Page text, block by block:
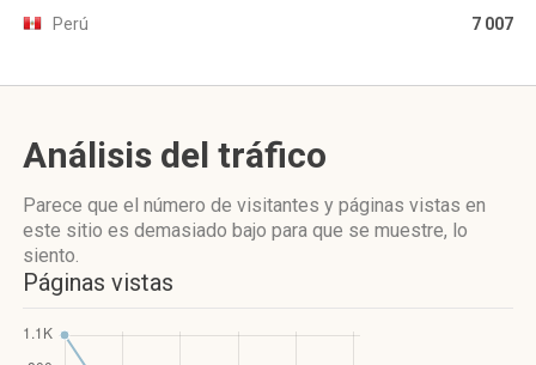
Perú 7 007
Análisis del tráfico
Parece que el número de visitantes y páginas vistas en
este sitio es demasiado bajo para que se muestre, lo
siento.
Páginas vistas